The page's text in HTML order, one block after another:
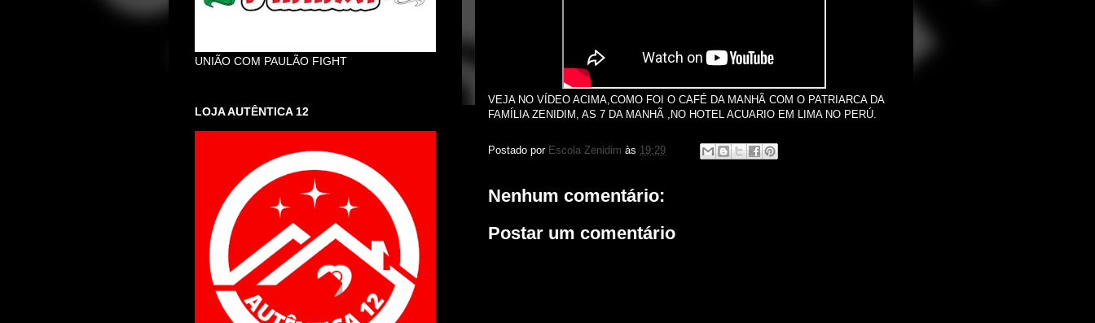
VEJA NO VÍDEO ACIMA,COMO FOI O CAFÉ DA MANHÃ COM O PATRIARCA DA
FAMÍLIA ZENIDIM, AS 7 DA MANHÃ ,NO HOTEL ACUARIO EM LIMA NO PERÚ.
Postado por Escola Zenidim às 19:29
Nenhum comentário:
Postar um comentário
UNIÃO COM PAULÃO FIGHT
LOJA AUTÊNTICA 12